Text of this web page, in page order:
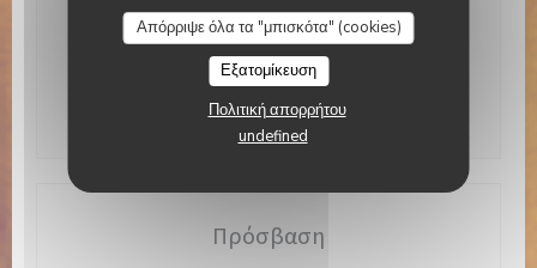
Απόρριψε όλα τα "μπισκότα" (cookies)
Εξατομίκευση
Πολιτική απορρήτου
undefined
Ώρες λειτουργίας
Πρόσβαση